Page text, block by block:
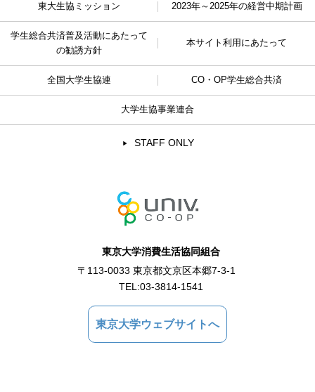
東大生協ミッション 2023年～2025年の経営中期計画
学生総合共済普及活動にあたって
の勧誘方針
本サイト利用にあたって
全国大学生協連 CO・OP学生総合共済
大学生協事業連合
STAFF ONLY
東京大学消費生活協同組合
〒113-0033 東京都文京区本郷7-3-1
TEL:03-3814-1541
東京大学ウェブサイトへ